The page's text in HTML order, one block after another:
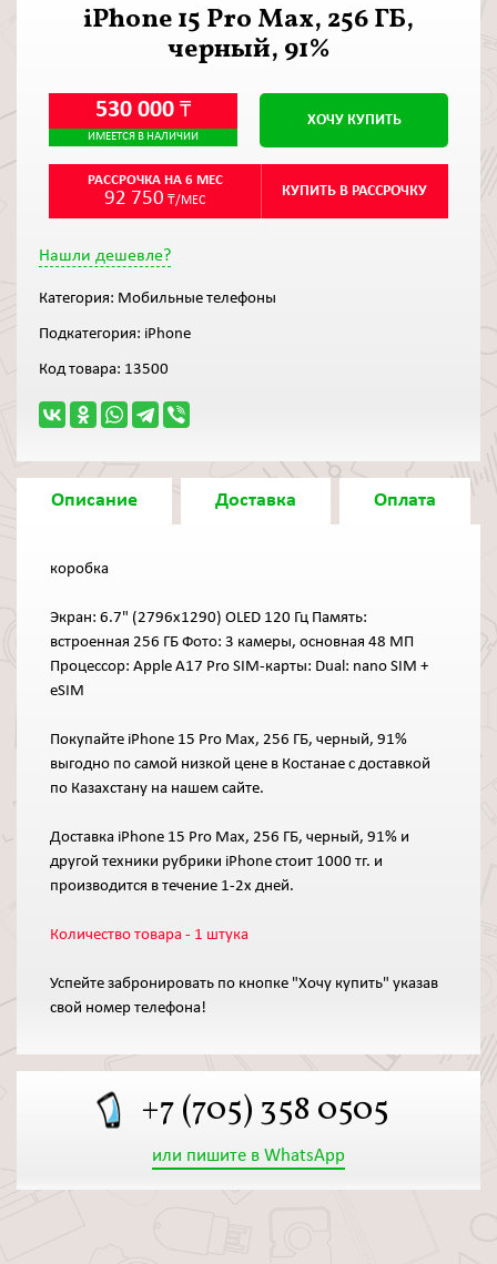
iPhone 15 Pro Max, 256 ГБ,
черный, 91%
530 000 ₸
ИМЕЕТСЯ В НАЛИЧИИ
ХОЧУ КУПИТЬ
РАССРОЧКА НА 6 МЕС
92 750 ₸/МЕС
КУПИТЬ В РАССРОЧКУ
Нашли дешевле?
Категория: Мобильные телефоны
Подкатегория: iPhone
Код товара: 13500
Описание Доставка Оплата
коробка
Экран: 6.7" (2796x1290) OLED 120 Гц Память:
встроенная 256 ГБ Фото: 3 камеры, основная 48 МП
Процессор: Apple A17 Pro SIM-карты: Dual: nano SIM +
eSIM
Покупайте iPhone 15 Pro Max, 256 ГБ, черный, 91%
выгодно по самой низкой цене в Костанае с доставкой
по Казахстану на нашем сайте.
Доставка iPhone 15 Pro Max, 256 ГБ, черный, 91% и
другой техники рубрики iPhone стоит 1000 тг. и
производится в течение 1-2х дней.
Количество товара - 1 штука
Успейте забронировать по кнопке "Хочу купить" указав
свой номер телефона!
+7 (705) 358 0505
или пишите в WhatsApp